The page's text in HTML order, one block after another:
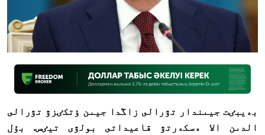
بەيبٸت جيىندار تۋرالى زاڭدا جيىن ٶتكٸزۋ تۋرالى
الدىن الا ەسكەرتۋ قاعيداتى بولۋى تيٸس. بۇل